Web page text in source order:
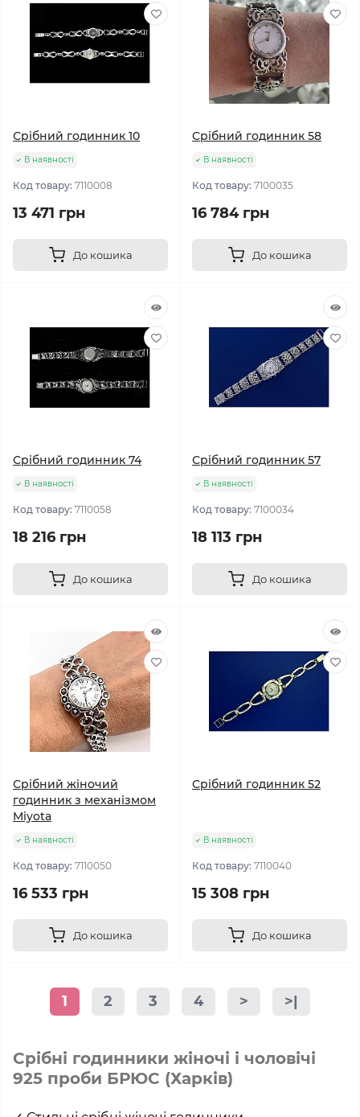
Срібний годинник 10
В наявності
Код товару: 7110008
13 471 грн
До кошика
Срібний годинник 58
В наявності
Код товару: 7100035
16 784 грн
До кошика
Срібний годинник 74
В наявності
Код товару: 7110058
18 216 грн
До кошика
Срібний годинник 57
В наявності
Код товару: 7100034
18 113 грн
До кошика
Срібний жіночий
годинник з механізмом
Miyota
В наявності
Код товару: 7110050
16 533 грн
До кошика
Срібний годинник 52
В наявності
Код товару: 7110040
15 308 грн
До кошика
1 2 3 4 > >|
Срібні годинники жіночі і чоловічі
925 проби БРЮС (Харків)